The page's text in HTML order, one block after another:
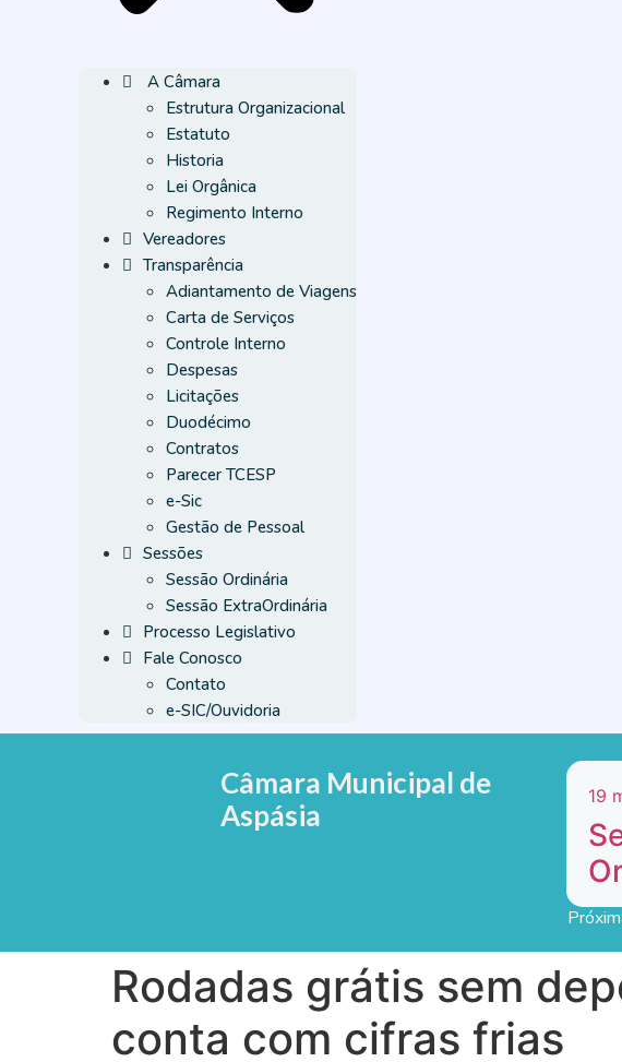
A Câmara
Estrutura Organizacional
Estatuto
Historia
Lei Orgânica
Regimento Interno
Vereadores
Transparência
Adiantamento de Viagens
Carta de Serviços
Controle Interno
Despesas
Licitações
Duodécimo
Contratos
Parecer TCESP
e-Sic
Gestão de Pessoal
Sessões
Sessão Ordinária
Sessão ExtraOrdinária
Processo Legislativo
Fale Conosco
Contato
e-SIC/Ouvidoria
Câmara Municipal de
Aspásia
19
Rodadas grátis sem
conta com cifras frias